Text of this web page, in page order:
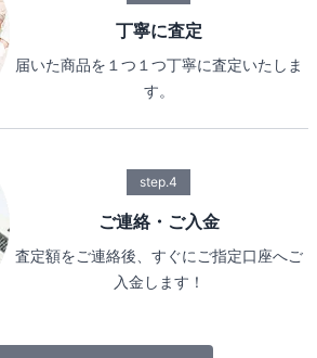
丁寧に査定
届いた商品を１つ１つ丁寧に査定いたしま
す。
step.4
ご連絡・ご入金
査定額をご連絡後、すぐにご指定口座へご
入金します！